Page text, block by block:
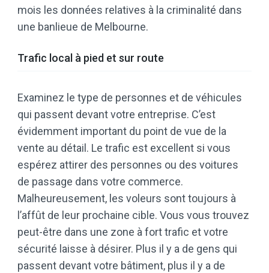
mois les données relatives à la criminalité dans
une banlieue de Melbourne.
Trafic local à pied et sur route
Examinez le type de personnes et de véhicules
qui passent devant votre entreprise. C’est
évidemment important du point de vue de la
vente au détail. Le trafic est excellent si vous
espérez attirer des personnes ou des voitures
de passage dans votre commerce.
Malheureusement, les voleurs sont toujours à
l’affût de leur prochaine cible. Vous vous trouvez
peut-être dans une zone à fort trafic et votre
sécurité laisse à désirer. Plus il y a de gens qui
passent devant votre bâtiment, plus il y a de